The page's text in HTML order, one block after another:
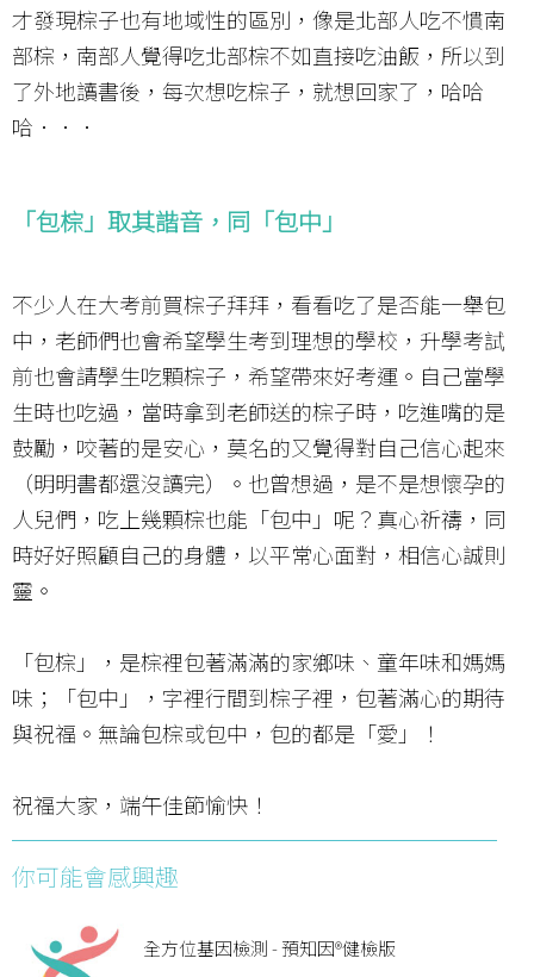
才發現棕子也有地域性的區別，像是北部人吃不慣南
部棕，南部人覺得吃北部棕不如直接吃油飯，所以到
了外地讀書後，每次想吃棕子，就想回家了，哈哈
哈．．．
「包棕」取其諧音，同「包中」
不少人在大考前買棕子拜拜，看看吃了是否能一舉包
中，老師們也會希望學生考到理想的學校，升學考試
前也會請學生吃顆棕子，希望帶來好考運。自己當學
生時也吃過，當時拿到老師送的棕子時，吃進嘴的是
鼓勵，咬著的是安心，莫名的又覺得對自己信心起來
（明明書都還沒讀完）。也曾想過，是不是想懷孕的
人兒們，吃上幾顆棕也能「包中」呢？真心祈禱，同
時好好照顧自己的身體，以平常心面對，相信心誠則
靈。
「包棕」，是棕裡包著滿滿的家鄉味、童年味和媽媽
味；「包中」，字裡行間到棕子裡，包著滿心的期待
與祝福。無論包棕或包中，包的都是「愛」！
祝福大家，端午佳節愉快！
你可能會感興趣
全方位基因檢測 - 預知因®健檢版